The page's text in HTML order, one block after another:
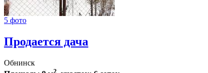
5 фото
Продается дача
Обнинск
2